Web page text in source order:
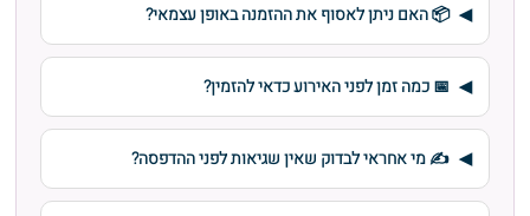
📦 האם ניתן לאסוף את ההזמנה באופן עצמאי?
📅 כמה זמן לפני האירוע כדאי להזמין?
✍️ מי אחראי לבדוק שאין שגיאות לפני ההדפסה?